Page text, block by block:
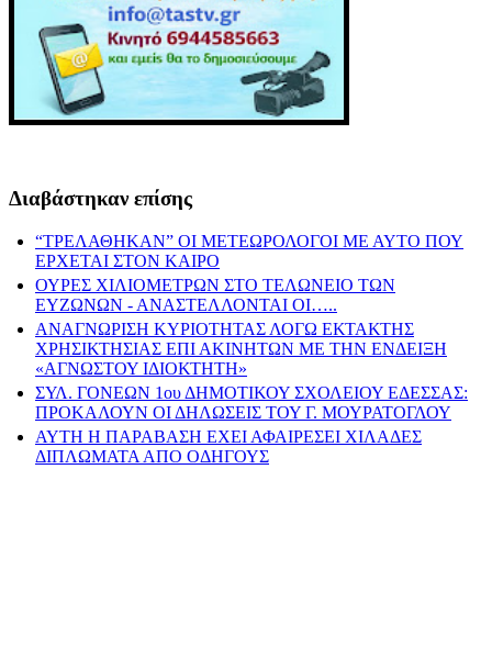
Διαβάστηκαν επίσης
“ΤΡΕΛΑΘΗΚΑΝ” ΟΙ ΜΕΤΕΩΡΟΛΟΓΟΙ ΜΕ ΑΥΤΟ ΠΟΥ
ΕΡΧΕΤΑΙ ΣΤΟΝ ΚΑΙΡΟ
ΟΥΡΕΣ ΧΙΛΙΟΜΕΤΡΩΝ ΣΤΟ ΤΕΛΩΝΕΙΟ ΤΩΝ
ΕΥΖΩΝΩΝ - ΑΝΑΣΤΕΛΛΟΝΤΑΙ ΟΙ…..
ΑΝΑΓΝΩΡΙΣΗ ΚΥΡΙΟΤΗΤΑΣ ΛΟΓΩ ΕΚΤΑΚΤΗΣ
ΧΡΗΣΙΚΤΗΣΙΑΣ ΕΠΙ ΑΚΙΝΗΤΩΝ ΜΕ ΤΗΝ ΕΝΔΕΙΞΗ
«ΑΓΝΩΣΤΟΥ ΙΔΙΟΚΤΗΤΗ»
ΣΥΛ. ΓΟΝΕΩΝ 1ου ΔΗΜΟΤΙΚΟΥ ΣΧΟΛΕΙΟΥ ΕΔΕΣΣΑΣ:
ΠΡΟΚΑΛΟΥΝ ΟΙ ΔΗΛΩΣΕΙΣ ΤΟΥ Γ. ΜΟΥΡΑΤΟΓΛΟΥ
ΑΥΤΗ Η ΠΑΡΑΒΑΣΗ ΕΧΕΙ ΑΦΑΙΡΕΣΕΙ ΧΙΛΑΔΕΣ
ΔΙΠΛΩΜΑΤΑ ΑΠΟ ΟΔΗΓΟΥΣ